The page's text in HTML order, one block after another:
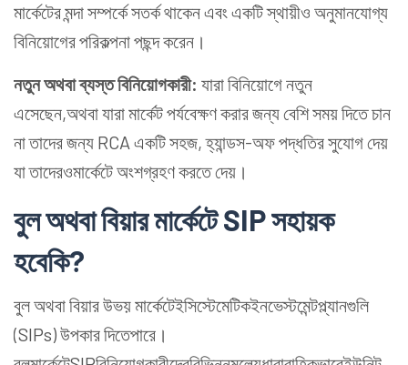
মার্কেটের মন্দা সম্পর্কে সতর্ক থাকেন এবং একটি স্থায়ীও অনুমানযোগ্য
বিনিয়োগের পরিকল্পনা পছন্দ করেন।
নতুনঅথবা ব্যস্ত বিনিয়োগকারী: যারা বিনিয়োগে নতুন
এসেছেন,অথবা যারা মার্কেট পর্যবেক্ষণ করার জন্য বেশি সময় দিতে চান
না তাদের জন্য RCA একটি সহজ, হ্যান্ডস-অফ পদ্ধতির সুযোগ দেয়
যা তাদেরওমার্কেটে অংশগ্রহণ করতে দেয়।
বুল অথবা বিয়ার মার্কেটেSIPসহায়ক
হবেকি?
বুল অথবা বিয়ার উভয় মার্কেটেইসিস্টেমেটিকইনভেস্টমেন্টপ্ল্যানগুলি
(SIPs) উপকার দিতেপারে।